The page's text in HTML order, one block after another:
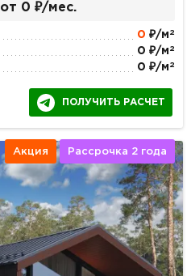
от 0 ₽/мес.
0 ₽/м 2
0 ₽/м 2
0 ₽/м 2
ПОЛУЧИТЬ РАСЧЕТ
Акция Рассрочка 2 года